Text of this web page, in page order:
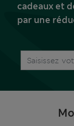
cadeaux et
par une